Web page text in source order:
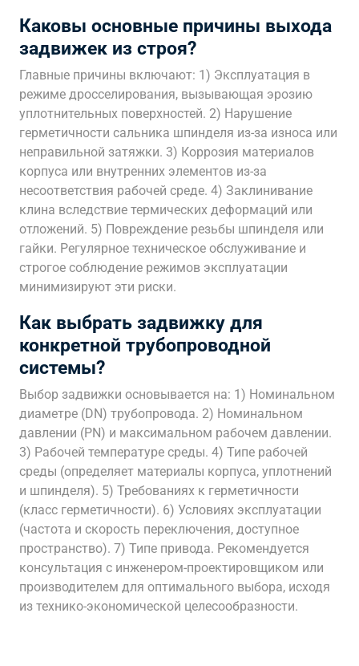
Каковы основные причины выхода
задвижек из строя?
Главные причины включают: 1) Эксплуатация в
режиме дросселирования, вызывающая эрозию
уплотнительных поверхностей. 2) Нарушение
герметичности сальника шпинделя из-за износа или
неправильной затяжки. 3) Коррозия материалов
корпуса или внутренних элементов из-за
несоответствия рабочей среде. 4) Заклинивание
клина вследствие термических деформаций или
отложений. 5) Повреждение резьбы шпинделя или
гайки. Регулярное техническое обслуживание и
строгое соблюдение режимов эксплуатации
минимизируют эти риски.
Как выбрать задвижку для
конкретной трубопроводной
системы?
Выбор задвижки основывается на: 1) Номинальном
диаметре (DN) трубопровода. 2) Номинальном
давлении (PN) и максимальном рабочем давлении.
3) Рабочей температуре среды. 4) Типе рабочей
среды (определяет материалы корпуса, уплотнений
и шпинделя). 5) Требованиях к герметичности
(класс герметичности). 6) Условиях эксплуатации
(частота и скорость переключения, доступное
пространство). 7) Типе привода. Рекомендуется
консультация с инженером-проектировщиком или
производителем для оптимального выбора, исходя
из технико-экономической целесообразности.